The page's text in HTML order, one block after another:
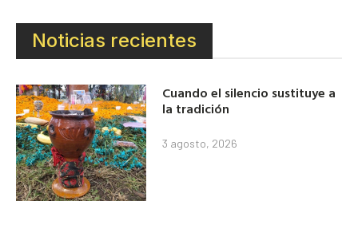
Noticias recientes
Cuando el silencio sustituye a
la tradición
3 agosto, 2026